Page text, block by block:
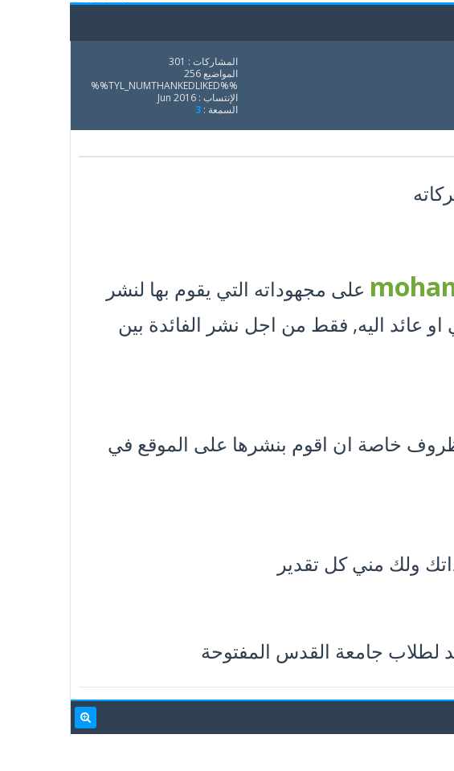
المشاركات : 301
المواضيع 256
%%TYL_NUMTHANKEDLIKED%%
الإنتساب : Jun 2016
السمعة : 3
على مجهوداته التي يقوم بها لنشر
عائد اليه, فقط من اجل نشر الفائدة بين
خاصة ان اقوم بنشرها على الموقع في
ولك مني كل تقدير
لطلاب جامعة القدس المفتوحة